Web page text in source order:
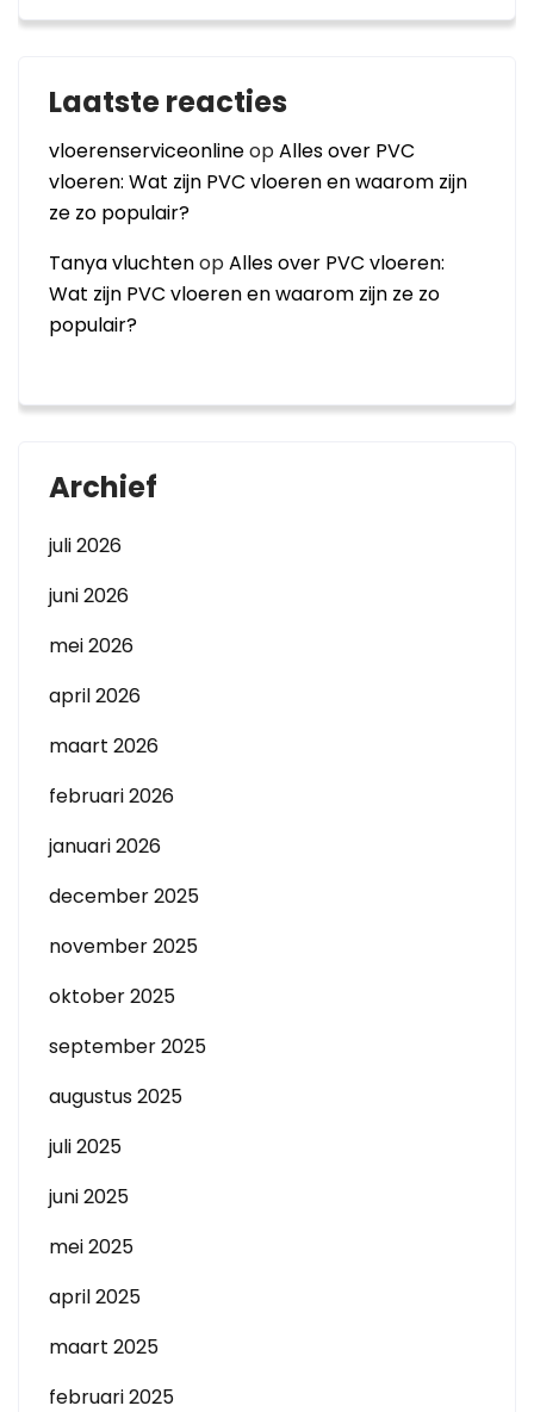
Laatste reacties
vloerenserviceonlineopAlles over PVC
vloeren: Wat zijn PVC vloeren en waarom zijn
ze zo populair?
Tanya vluchtenopAlles over PVC vloeren:
Wat zijn PVC vloeren en waarom zijn ze zo
populair?
Archief
juli 2026
juni 2026
mei 2026
april 2026
maart 2026
februari 2026
januari 2026
december 2025
november 2025
oktober 2025
september 2025
augustus 2025
juli 2025
juni 2025
mei 2025
april 2025
maart 2025
februari 2025